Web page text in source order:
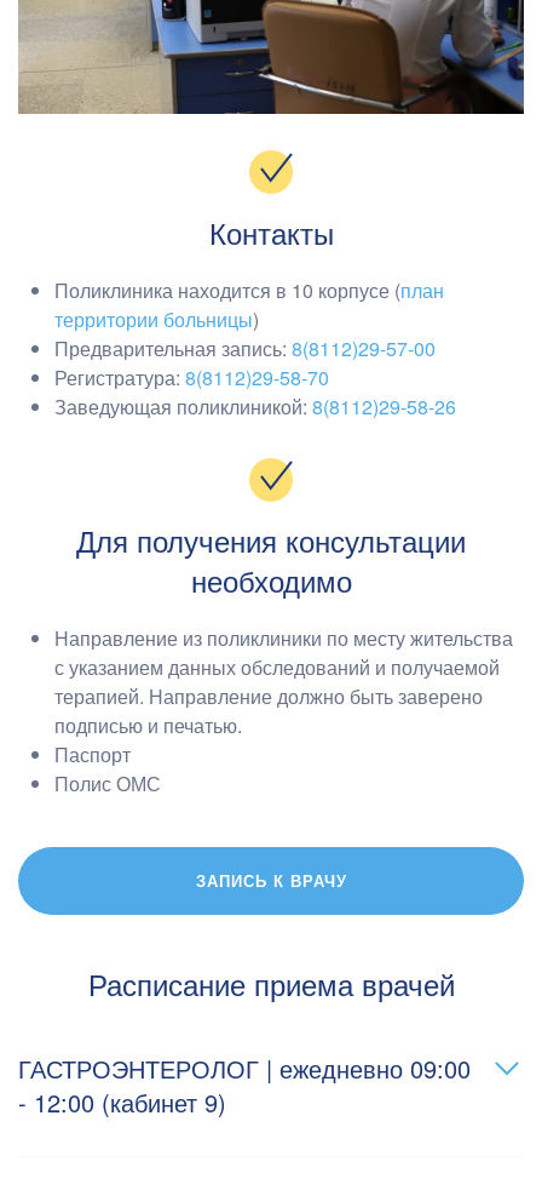
Контакты
Поликлиника находится в 10 корпусе (план
территории больницы)
Предварительная запись: 8(8112)29-57-00
Регистратура: 8(8112)29-58-70
Заведующая поликлиникой: 8(8112)29-58-26
Для получения консультации
необходимо
Направление из поликлиники по месту жительства
с указанием данных обследований и получаемой
терапией. Направление должно быть заверено
подписью и печатью.
Паспорт
Полис ОМС
ЗАПИСЬ К ВРАЧУ
Расписание приема врачей
ГАСТРОЭНТЕРОЛОГ | ежедневно 09:00
- 12:00 (кабинет 9)